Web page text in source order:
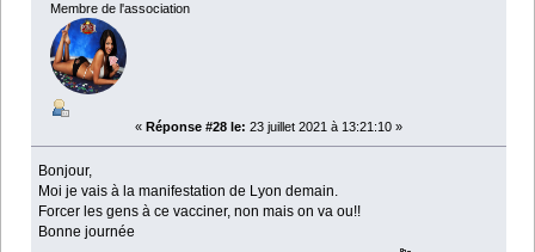
Membre de l'association
« Réponse #28 le: 23 juillet 2021 à 13:21:10 »
Bonjour,
Moi je vais à la manifestation de Lyon demain.
Forcer les gens à ce vacciner, non mais on va ou!!
Bonne journée